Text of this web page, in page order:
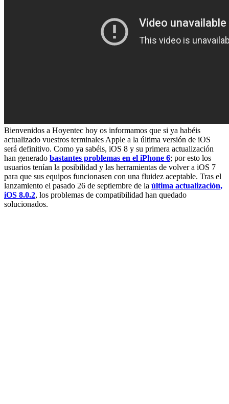
Bienvenidos a Hoyentec hoy os informamos que si ya habéis
actualizado vuestros terminales Apple a la última versión de iOS
será definitivo. Como ya sabéis, iOS 8 y su primera actualización
han generado bastantes problemas en el iPhone 6; por esto los
usuarios tenían la posibilidad y las herramientas de volver a iOS 7
para que sus equipos funcionasen con una fluidez aceptable. Tras el
lanzamiento el pasado 26 de septiembre de la última actualización,
iOS 8.0.2, los problemas de compatibilidad han quedado
solucionados.